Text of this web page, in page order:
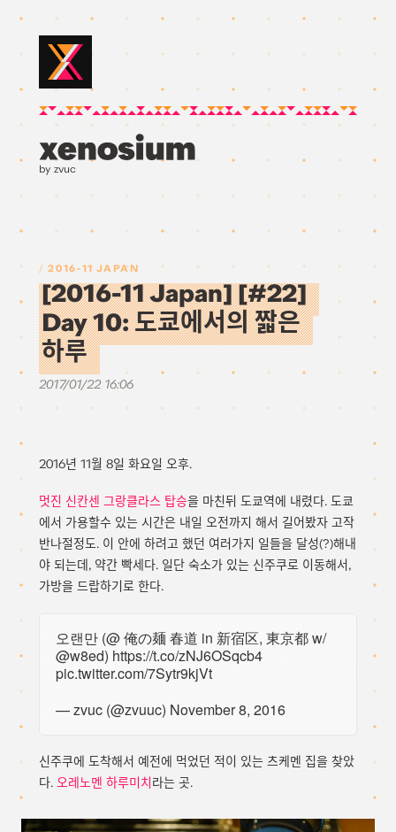
by zvuc
2016-11 JAPAN
[2016-11 Japan] [#22]
Day 10: 도쿄에서의 짧은
하루
2017/01/22 16:06
2016년 11월 8일 화요일 오후.
멋진 신칸센 그랑클라스 탑승을 마친뒤 도쿄역에 내렸다. 도쿄
에서 가용할수 있는 시간은 내일 오전까지 해서 길어봤자 고작
반나절정도. 이 안에 하려고 했던 여러가지 일들을 달성(?)해내
야 되는데, 약간 빡세다. 일단 숙소가 있는 신주쿠로 이동해서,
가방을 드랍하기로 한다.
오랜만 (@ 俺の麺 春道 in 新宿区, 東京都 w/
@w8ed) https://t.co/zNJ6OSqcb4
pic.twitter.com/7Sytr9kjVt
— zvuc (@zvuuc) November 8, 2016
신주쿠에 도착해서 예전에 먹었던 적이 있는 츠케멘 집을 찾았
다. 오레노멘 하루미치 라는 곳.